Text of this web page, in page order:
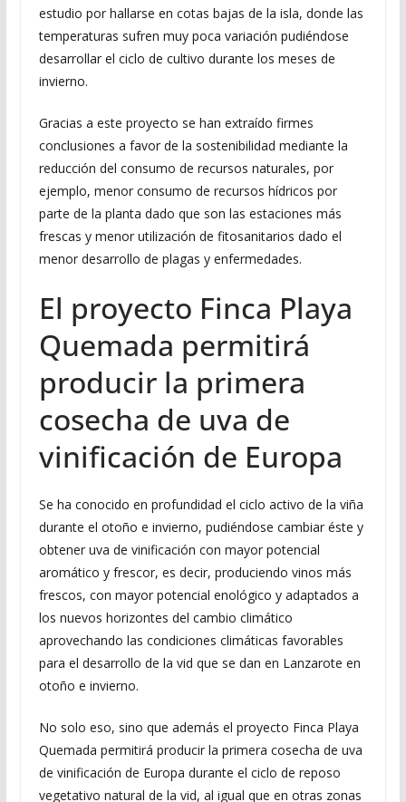
estudio por hallarse en cotas bajas de la isla, donde las
temperaturas sufren muy poca variación pudiéndose
desarrollar el ciclo de cultivo durante los meses de
invierno.
Gracias a este proyecto se han extraído firmes
conclusiones a favor de la sostenibilidad mediante la
reducción del consumo de recursos naturales, por
ejemplo, menor consumo de recursos hídricos por
parte de la planta dado que son las estaciones más
frescas y menor utilización de fitosanitarios dado el
menor desarrollo de plagas y enfermedades.
El proyecto Finca Playa
Quemada permitirá
producir la primera
cosecha de uva de
vinificación de Europa
Se ha conocido en profundidad el ciclo activo de la viña
durante el otoño e invierno, pudiéndose cambiar éste y
obtener uva de vinificación con mayor potencial
aromático y frescor, es decir, produciendo vinos más
frescos, con mayor potencial enológico y adaptados a
los nuevos horizontes del cambio climático
aprovechando las condiciones climáticas favorables
para el desarrollo de la vid que se dan en Lanzarote en
otoño e invierno.
No solo eso, sino que además el proyecto Finca Playa
Quemada permitirá producir la primera cosecha de uva
de vinificación de Europa durante el ciclo de reposo
vegetativo natural de la vid, al igual que en otras zonas